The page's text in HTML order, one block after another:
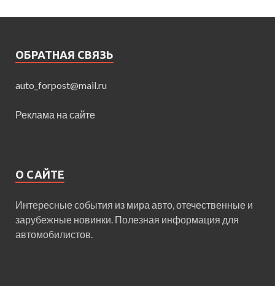
ОБРАТНАЯ СВЯЗЬ
auto_forpost@mail.ru
Реклама на сайте
О САЙТЕ
Интересные события из мира авто, отечественные и
зарубежные новинки. Полезная информация для
автомобилистов.